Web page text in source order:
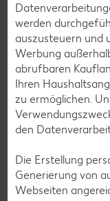
Messenger-
anmelden
Mit unserem
unseren aktuellen
werden
auszusteuern und
Werbung
abrufbaren
Ihren
zu ermöglichen.
den
Die Erstellung
Generierung von
Webseiten